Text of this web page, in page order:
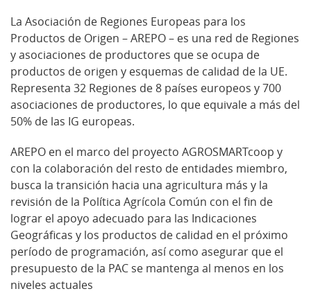
La Asociación de Regiones Europeas para los
Productos de Origen – AREPO – es una red de Regiones
y asociaciones de productores que se ocupa de
productos de origen y esquemas de calidad de la UE.
Representa 32 Regiones de 8 países europeos y 700
asociaciones de productores, lo que equivale a más del
50% de las IG europeas.
AREPO en el marco del proyecto AGROSMARTcoop y
con la colaboración del resto de entidades miembro,
busca la transición hacia una agricultura más y la
revisión de la Política Agrícola Común con el fin de
lograr el apoyo adecuado para las Indicaciones
Geográficas y los productos de calidad en el próximo
período de programación, así como asegurar que el
presupuesto de la PAC se mantenga al menos en los
niveles actuales